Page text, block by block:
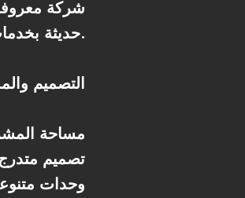
شركة
حديثة بخدمات متكاملة.
التصميم
* مساحة
* تصميم
* وحدات